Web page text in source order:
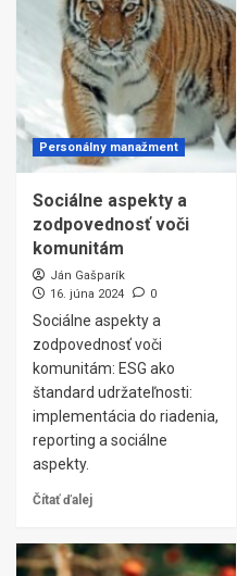
Personálny manažment
Sociálne aspekty a
zodpovednosť voči
komunitám
Ján Gašparík
16. júna 2024
0
Sociálne aspekty a
zodpovednosť voči
komunitám: ESG ako
štandard udržateľnosti:
implementácia do riadenia,
reporting a sociálne
aspekty.
Čítať ďalej